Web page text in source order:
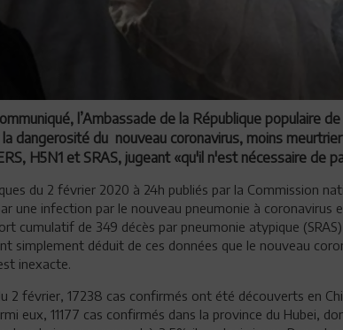
l’Ambassade de la République populaire
dangerosité du nouveau coronavirus, moins
H5N1 et SRAS, jugeant «qu'il n'est nécessaire de
du 2 février 2020 à 24h publiés par la Commission
une infection par le nouveau pneumonie à coronavirus
cumulatif de 349 décès par pneumonie atypique
simplement déduit de ces données que le nouveau
inexacte.
2 février, 17238 cas confirmés ont été découverts en
eux, 11177 cas confirmés dans la province du Hubei,